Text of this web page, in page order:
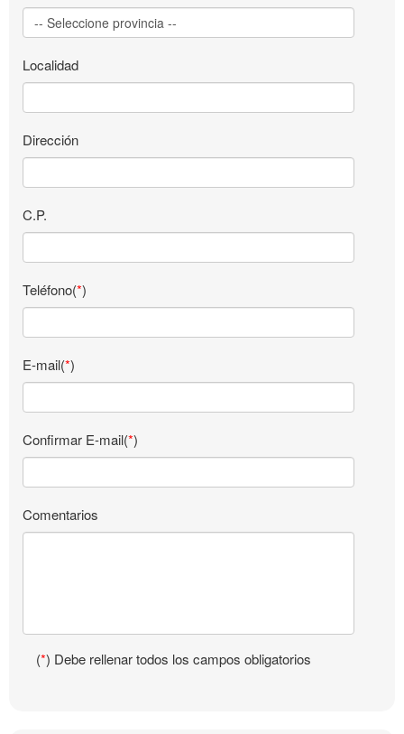
Localidad
Dirección
C.P.
Teléfono(*)
E-mail(*)
Confirmar E-mail(*)
Comentarios
(*) Debe rellenar todos los campos obligatorios